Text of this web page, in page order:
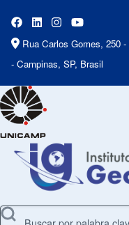
Rua Carlos Gomes, 250
- Campinas, SP, Brasil
Buscar